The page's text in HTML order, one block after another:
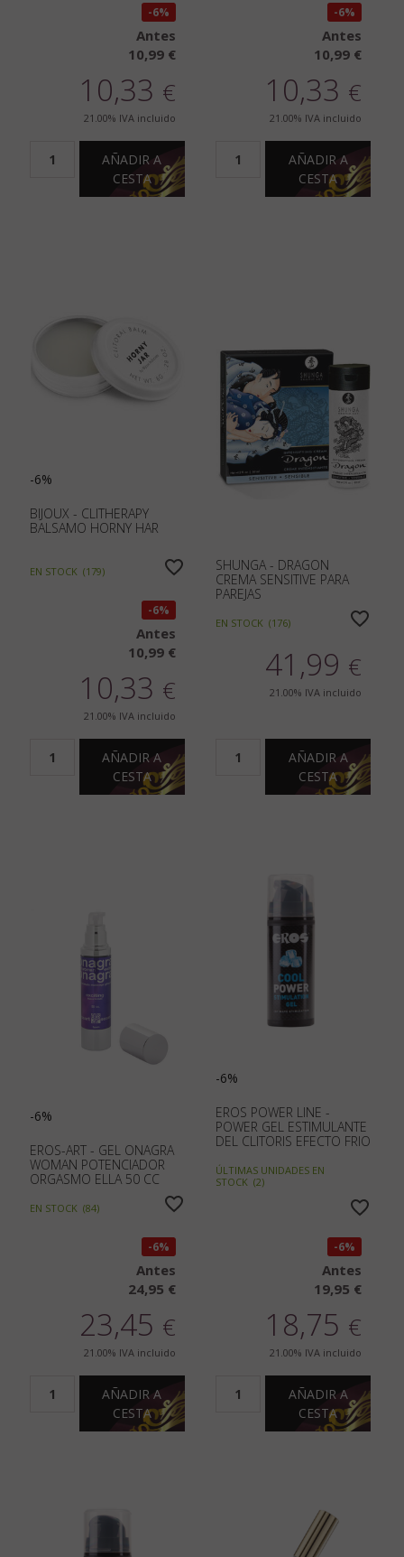
6%
Antes
10,99 €
10,33 €
21.00% IVA incluido
AÑADIR A
CESTA
6%
Antes
10,99 €
10,33 €
21.00% IVA incluido
AÑADIR A
CESTA
-6%
BIJOUX - CLITHERAPY
BALSAMO HORNY HAR
EN STOCK (179)
6%
Antes
10,99 €
10,33 €
21.00% IVA incluido
AÑADIR A
CESTA
SHUNGA - DRAGON
CREMA SENSITIVE PARA
PAREJAS
EN STOCK (176)
41,99 €
21.00% IVA incluido
AÑADIR A
CESTA
-6%
EROS-ART - GEL ONAGRA
WOMAN POTENCIADOR
ORGASMO ELLA 50 CC
EN STOCK (84)
6%
Antes
24,95 €
23,45 €
21.00% IVA incluido
AÑADIR A
CESTA
-6%
EROS POWER LINE -
POWER GEL ESTIMULANTE
DEL CLITORIS EFECTO FRIO
ÚLTIMAS UNIDADES EN
STOCK (2)
6%
Antes
19,95 €
18,75 €
21.00% IVA incluido
AÑADIR A
CESTA